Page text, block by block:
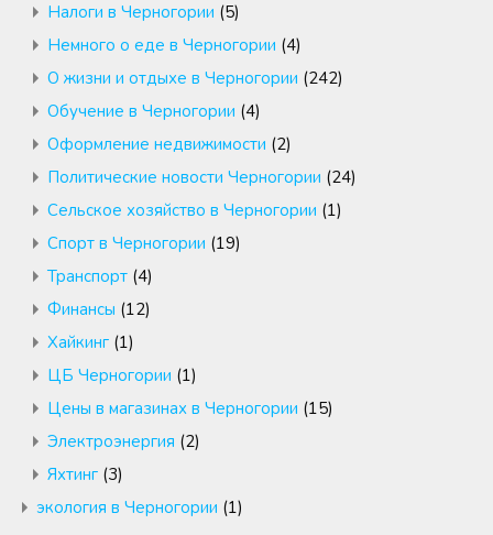
Налоги в Черногории (5)
Немного о еде в Черногории (4)
О жизни и отдыхе в Черногории (242)
Обучение в Черногории (4)
Оформление недвижимости (2)
Политические новости Черногории (24)
Сельское хозяйство в Черногории (1)
Спорт в Черногории (19)
Транспорт (4)
Финансы (12)
Хайкинг (1)
ЦБ Черногории (1)
Цены в магазинах в Черногории (15)
Электроэнергия (2)
Яхтинг (3)
экология в Черногории (1)